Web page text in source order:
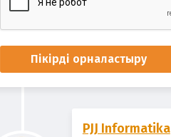
Пікірді орналастыру
PJJ Informatika